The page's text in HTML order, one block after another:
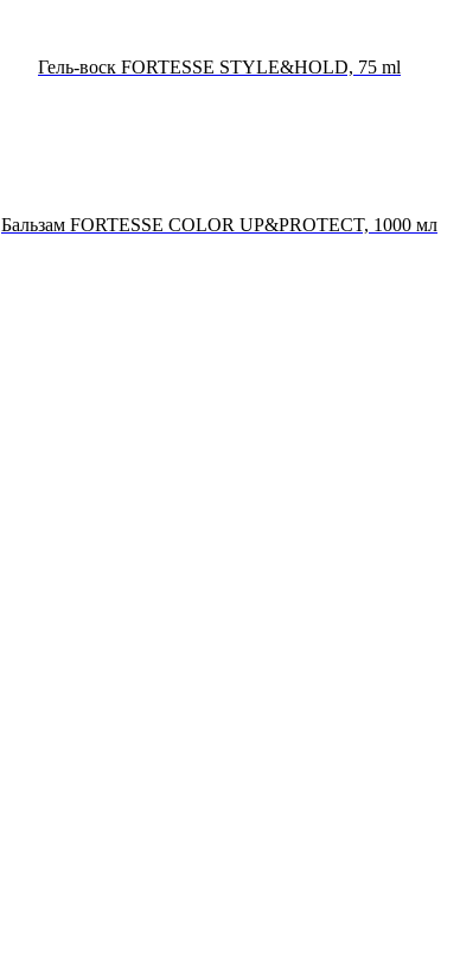
Гель-воск FORTESSE STYLE&HOLD, 75 ml
Бальзам FORTESSE COLOR UP&PROTECT, 1000 мл